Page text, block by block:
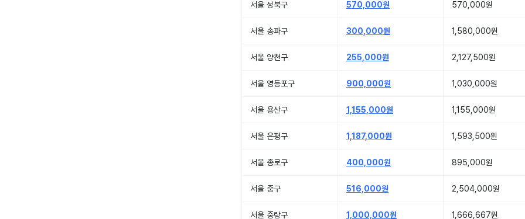
서울 성북구 570,000원 570,000원
서울 송파구 300,000원 1,580,000원
서울 양천구 255,000원 2,127,500원
서울 영등포구 900,000원 1,030,000원
서울 용산구 1,155,000원 1,155,000원
서울 은평구 1,187,000원 1,593,500원
서울 종로구 400,000원 895,000원
서울 중구 516,000원 2,504,000원
서울 중랑구 1,000,000원 1,666,667원